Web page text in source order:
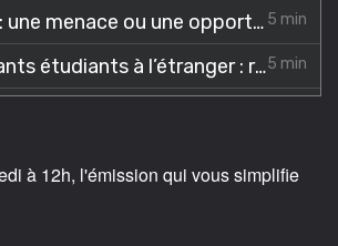
à 12h, l'émission qui vous simplifie